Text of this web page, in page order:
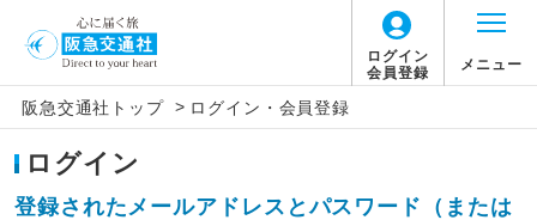
ログイン
会員登録
メニュー
阪急交通社トップ > ログイン・会員登録
ログイン
登録されたメールアドレスとパスワード（または